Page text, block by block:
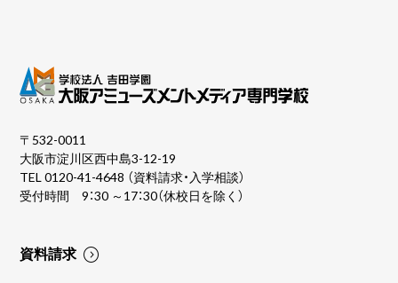
〒532-0011
大阪市淀川区西中島3-12-19
TEL0120-41-4648 （資料請求・入学相談）
受付時間 9：30 ～17：30（休校日を除く）
資料請求